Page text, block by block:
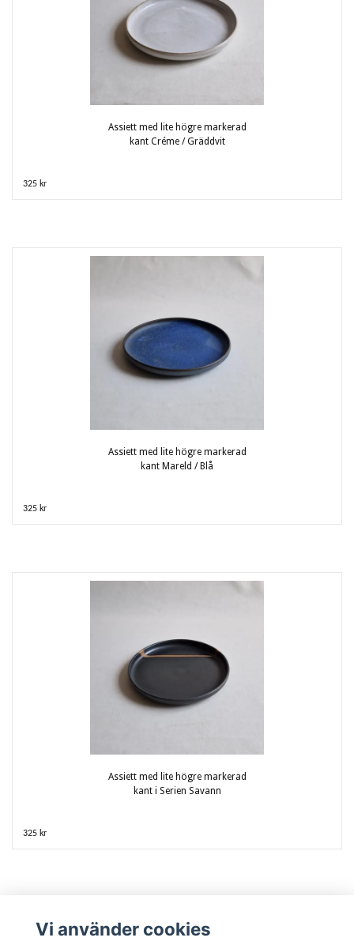
Assiett med lite högre markerad
kant Créme / Gräddvit
325 kr
Assiett med lite högre markerad
kant Mareld / Blå
325 kr
Assiett med lite högre markerad
kant i Serien Savann
325 kr
Vi använder cookies